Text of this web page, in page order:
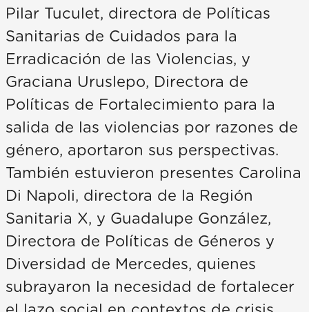
Pilar Tuculet, directora de Políticas
Sanitarias de Cuidados para la
Erradicación de las Violencias, y
Graciana Uruslepo, Directora de
Políticas de Fortalecimiento para la
salida de las violencias por razones de
género, aportaron sus perspectivas.
También estuvieron presentes Carolina
Di Napoli, directora de la Región
Sanitaria X, y Guadalupe González,
Directora de Políticas de Géneros y
Diversidad de Mercedes, quienes
subrayaron la necesidad de fortalecer